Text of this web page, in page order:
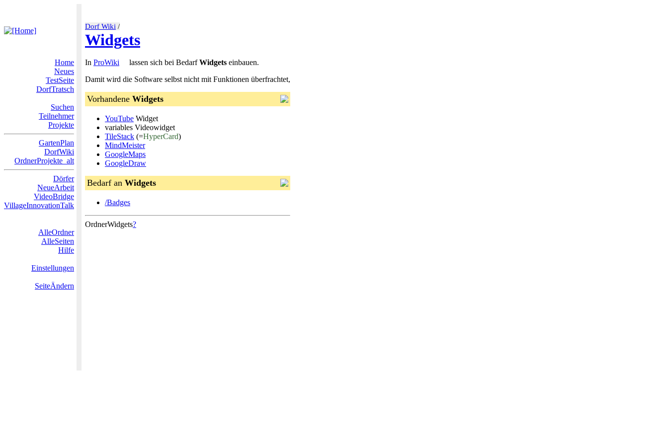
Dorf Wiki /
Widgets
Home
Neues
TestSeite
DorfTratsch
Suchen
Teilnehmer
Projekte
GartenPlan
DorfWiki
OrdnerProjekte_alt
Dörfer
NeueArbeit
VideoBridge
VillageInnovationTalk
AlleOrdner
AlleSeiten
Hilfe
Einstellungen
SeiteÄndern
In ProWiki lassen sich bei BedarfWidgets einbauen.
Damit wird die Software selbst nicht mit Funktionen überfrachtet,
Vorhandene Widgets
YouTube Widget
variables Videowidget
TileStack (=HyperCard)
MindMeister
GoogleMaps
GoogleDraw
Bedarf an Widgets
/Badges
OrdnerWidgets?